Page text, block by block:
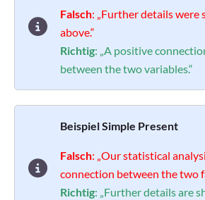
Falsch: „Further details were
above.“
Richtig: „A positive
between the two variables.“
Beispiel Simple Present
Falsch: „Our statistical
connection between the two
Richtig: „Further details are